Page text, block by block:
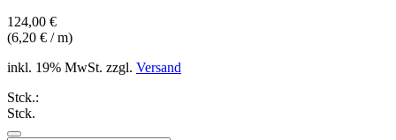
124,00 €
(6,20 € / m)
inkl. 19% MwSt. zzgl. Versand
Stck.:
Stck.